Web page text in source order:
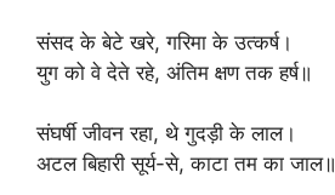
संसद के बेटे खरे, गरिमा के उत्कर्ष।
युग को वे देते रहे, अंतिम क्षण तक हर्ष॥
संघर्षी जीवन रहा, थे गुदड़ी के लाल।
अटल बिहारी सूर्य-से, काटा तम का जाल॥